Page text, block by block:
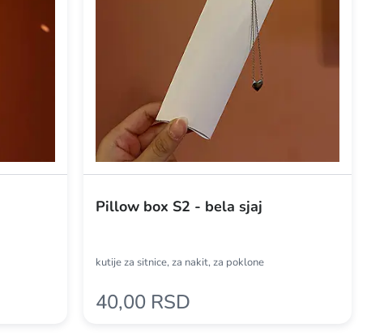
Pillow box S2 - bela sjaj
kutije za sitnice, za nakit, za poklone
40,00 RSD